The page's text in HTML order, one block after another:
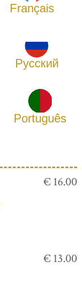
Français
Русский
Português
€ 16.00
€ 13.00